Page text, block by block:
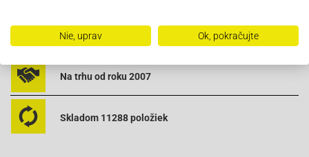
Aprilia-Area 51
Aprilia-Gulliver 50 LC
Aprilia-Rally 50 AC
Aprilia-Rally 50 LC
Pri objednaní do 12:00 tovar zajtra u vás
Na trhu od roku 2007
Skladom 11288 položiek
Nie, uprav Ok, pokračujte